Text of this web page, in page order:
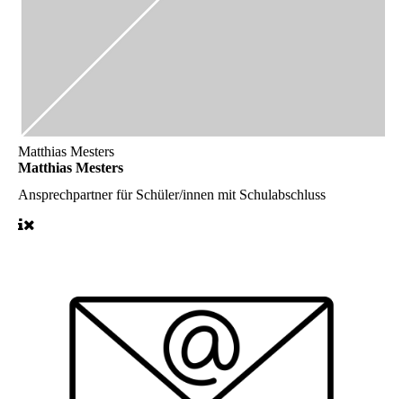
Matthias Mesters
Matthias Mesters
Ansprechpartner für Schüler/innen mit Schulabschluss